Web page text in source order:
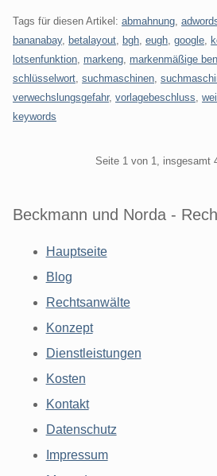
Tags für diesen Artikel: abmahnung
bananabay, betalayout bgh eugh google
lotsenfunktion markeng markenmäßige
schlüsselwort suchmaschinen
verwechslungsgefahr, vorlagebeschluss
keywords
Seite 1 von 1, insgesamt
Beckmann und Norda -
Hauptseite
Blog
Rechtsanwälte
Konzept
Dienstleistungen
Kosten
Kontakt
Datenschutz
Impressum